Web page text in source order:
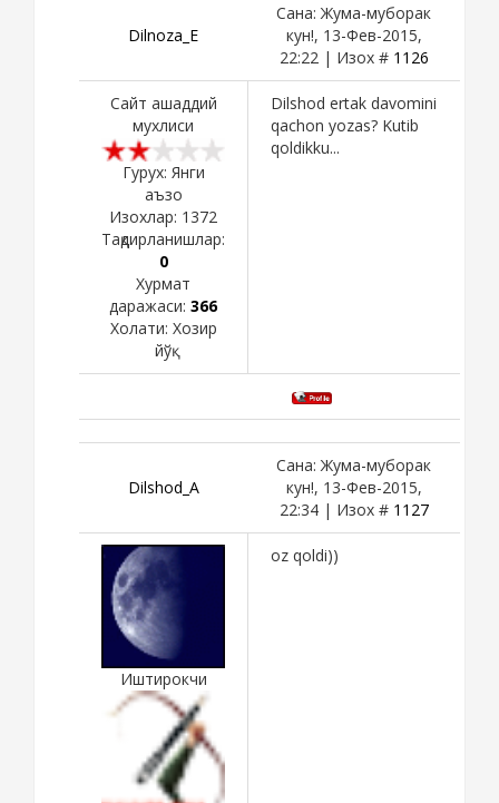
Dilnoza_E
Сана: Жума-муборак
кун!, 13-Фев-2015,
22:22 | Изох # 1126
Сайт ашаддий
мухлиси
Гурух: Янги
аъзо
Изохлар: 1372
Тақдирланишлар:
0
Хурмат
даражаси: 366
Холати: Хозир
йўқ
Dilshod ertak davomini
qachon yozas? Kutib
qoldikku...
Dilshod_A
Сана: Жума-муборак
кун!, 13-Фев-2015,
22:34 | Изох # 1127
Иштирокчи
oz qoldi))